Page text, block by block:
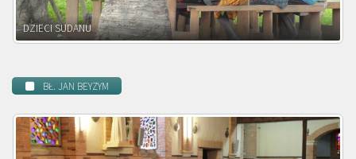
DZIECI ZAMBII
BŁ. JAN BEYZYM